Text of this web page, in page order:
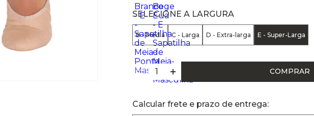
SELECIONE A LARGURA
B - Média C - Larga D - Extra-larga E - Super-Larga
COMPRAR
Calcular frete e prazo de entrega: